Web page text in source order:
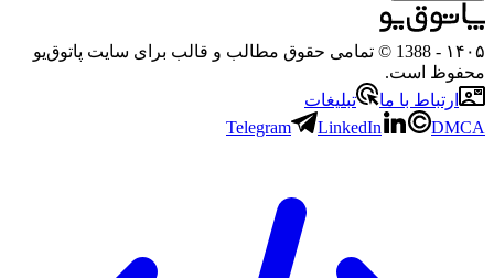
۱۴۰۵
- 1388 © تمامی حقوق مطالب و قالب برای سایت پاتوق‌یو
محفوظ است.
ارتباط با ما
تبلیغات
Telegram
LinkedIn DMCA